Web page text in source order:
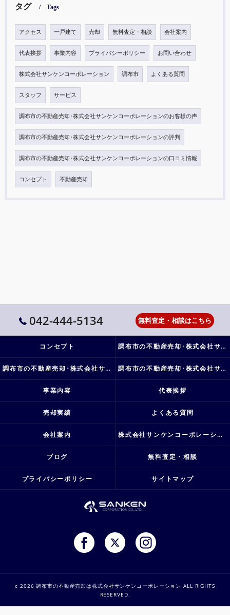
タグ Tags
アクセス 一戸建て 売却 無料査定・相談 会社案内
代表挨拶 事業内容 プライバシーポリシー お問い合わせ
株式会社サンケンコーポレーション 調布市 よくある質問
スタッフ サービス
調布市の不動産売却･株式会社サンケンコーポレーションのお客様の声
調布市の不動産売却･株式会社サンケンコーポレーションの評判
調布市の不動産売却･株式会社サンケンコーポレーションの口コミ情報
コンセプト 不動産売却
042-444-5134 無料査定・相談はこちら
コンセプト 調布市の不動産売却･株式会社サンケンコーポレーションの口コミ情報
調布市の不動産売却･株式会社サンケンコーポレーションの評判 調布市の不動産売却･株式会社サンケンコーポレーションのお客様の声
事業内容 代表挨拶
売却実績 よくある質問
会社案内 株式会社サンケンコーポレーション
ブログ 無料査定・相談
プライバシーポリシー サイトマップ
c 2026 調布市の不動産売却は株式会社サンケンコーポレーション ALL RIGHTS
RESERVED.